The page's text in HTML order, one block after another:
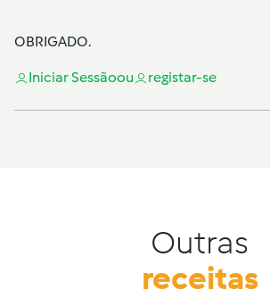
OBRIGADO.
Iniciar Sessãoou registar-se
Outras
receitas